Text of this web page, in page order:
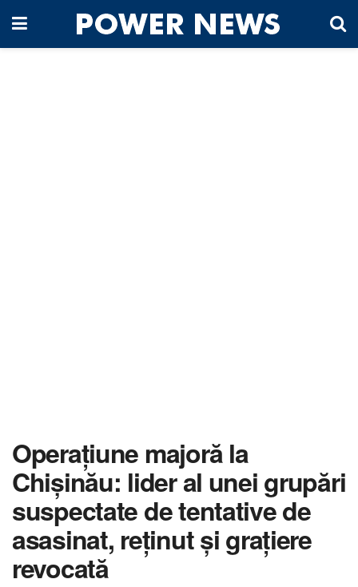
Operațiune majoră la
Chișinău: lider al unei grupări
suspectate de tentative de
asasinat, reținut și grațiere
revocată